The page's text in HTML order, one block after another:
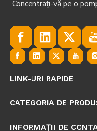
Concentrați-vă pe o
LINK-URI RAPIDE
CATEGORIA DE
INFORMAȚII DE